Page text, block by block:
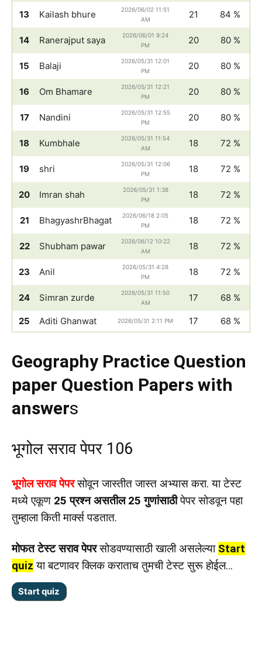
13 Kailash bhure
2026/06/02 11:51
AM
21 84 %
14 Ranerajput saya
2026/06/01 9:24
PM
20 80 %
15 Balaji
2026/05/31 12:01
PM
20 80 %
16 Om Bhamare
2026/05/31 12:21
PM
20 80 %
17 Nandini
2026/05/31 12:55
PM
20 80 %
18 Kumbhale
2026/05/31 11:54
AM
18 72 %
19 shri
2026/05/31 12:06
PM
18 72 %
20 Imran shah
2026/05/31 1:38
PM
18 72 %
21 BhagyashrBhagat
2026/06/18 2:05
PM
18 72 %
22 Shubham pawar
2026/06/12 10:22
AM
18 72 %
23 Anil
2026/05/31 4:28
PM
18 72 %
24 Simran zurde
2026/05/31 11:50
AM
17 68 %
25 Aditi Ghanwat 2026/05/31 2:11 PM 17 68 %
Geography Practice Question
paper Question Papers with
answers
भूगोल सराव पेपर 106
भूगोल सराव पेपरसोवून जास्तीत जास्त अभ्यास करा. या टेस्ट
मध्ये एकूण 25 प्रश्न असतील 25 गुणांसाठीपेपर सोडवून पहा
तुम्हाला किती मार्क्स पडतात.
मोफत टेस्ट सराव पेपरसोडवण्यासाठी खाली असलेल्या Start
quiz या बटणावर क्लिक कराताच तुमची टेस्ट सुरू होईल…